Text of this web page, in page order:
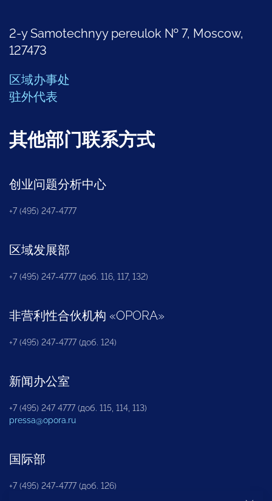
2-y Samotechnyy pereulok № 7, Moscow,
127473
区域办事处
驻外代表
其他部门联系方式
创业问题分析中心
+7 (495) 247-4777
区域发展部
+7 (495) 247-4777 (доб. 116, 117, 132)
非营利性合伙机构 «OPORA»
+7 (495) 247-4777 (доб. 124)
新闻办公室
+7 (495) 247 4777 (доб. 115, 114, 113)
pressa@opora.ru
国际部
+7 (495) 247-4777 (доб. 126)